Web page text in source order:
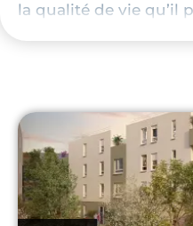
la qualité de vie qu’il
maison pour tous
gymnase Georges
à la disposition de
équipements qui
régulier.